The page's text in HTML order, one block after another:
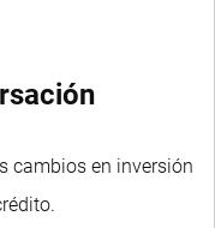
cambios en inversión